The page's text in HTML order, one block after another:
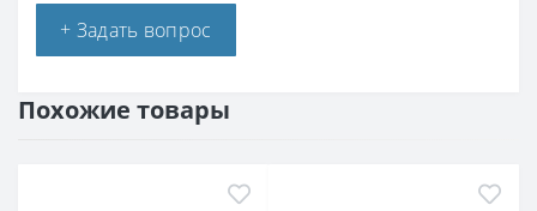
+ Задать вопрос
Похожие товары